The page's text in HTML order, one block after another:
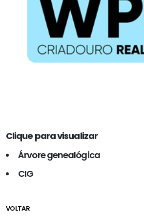
Clique para visualizar
Árvore genealógica
CIG
VOLTAR